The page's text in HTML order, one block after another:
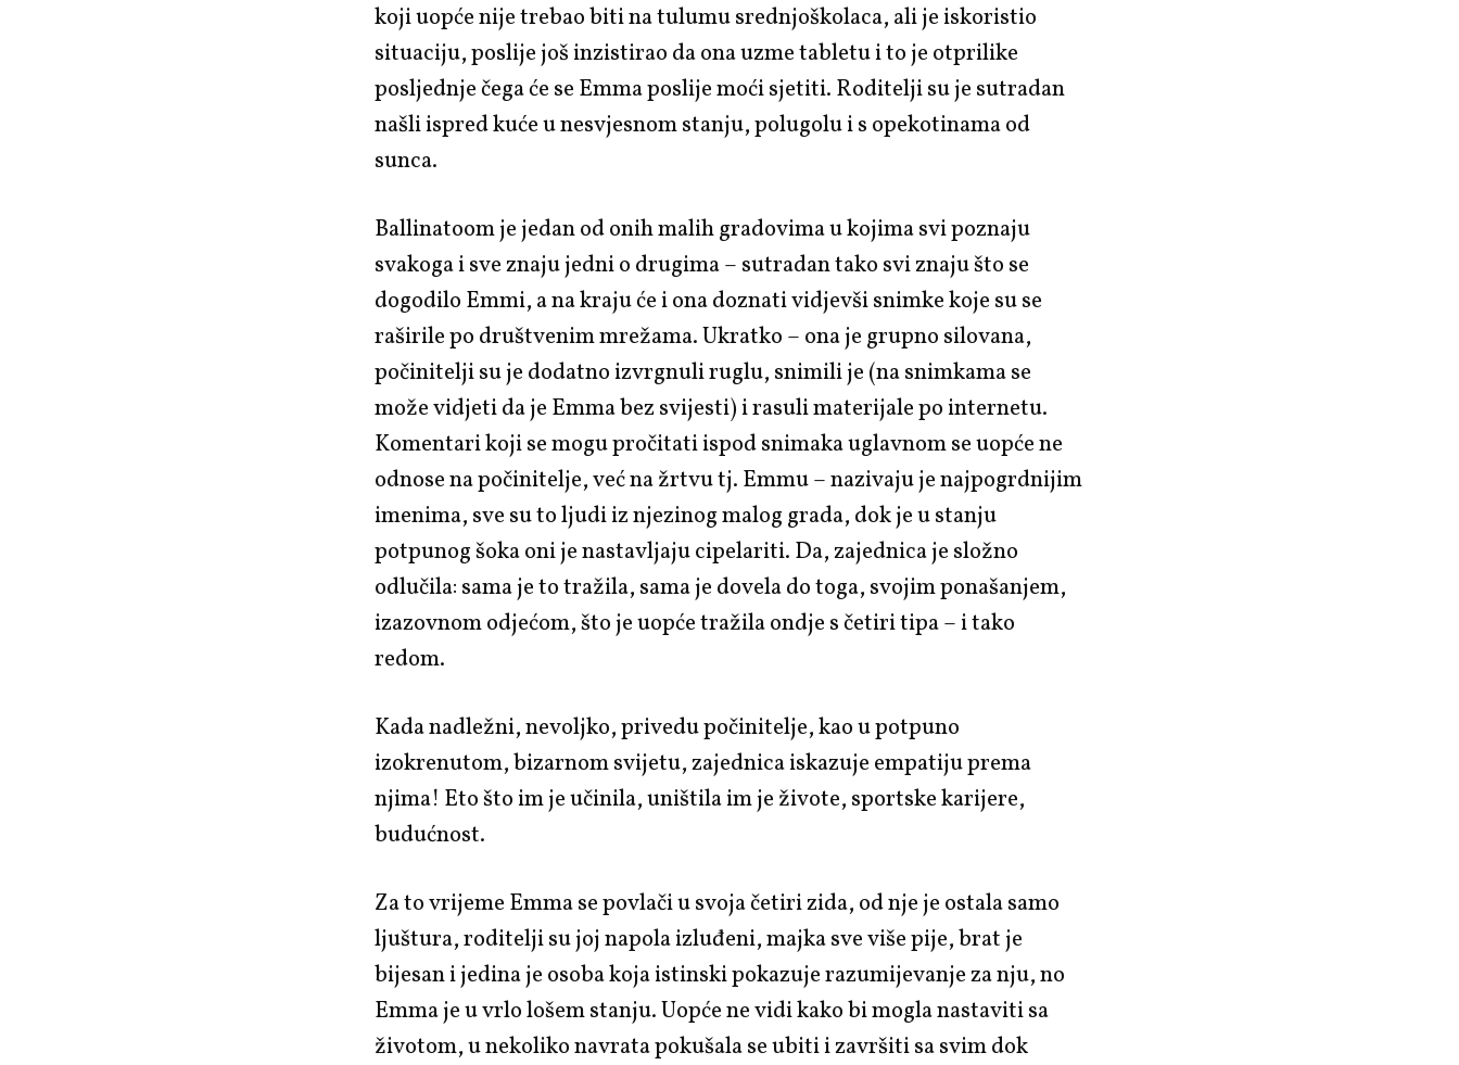
koji uopće nije trebao biti na tulumu srednjoškolaca, ali je iskoristio
situaciju, poslije još inzistirao da ona uzme tabletu i to je otprilike
posljednje čega će se Emma poslije moći sjetiti. Roditelji su je sutradan
našli ispred kuće u nesvjesnom stanju, polugolu i s opekotinama od
sunca.
Ballinatoom je jedan od onih malih gradovima u kojima svi poznaju
svakoga i sve znaju jedni o drugima – sutradan tako svi znaju što se
dogodilo Emmi, a na kraju će i ona doznati vidjevši snimke koje su se
raširile po društvenim mrežama. Ukratko – ona je grupno silovana,
počinitelji su je dodatno izvrgnuli ruglu, snimili je (na snimkama se
može vidjeti da je Emma bez svijesti) i rasuli materijale po internetu.
Komentari koji se mogu pročitati ispod snimaka uglavnom se uopće ne
odnose na počinitelje, već na žrtvu tj. Emmu – nazivaju je najpogrdnijim
imenima, sve su to ljudi iz njezinog malog grada, dok je u stanju
potpunog šoka oni je nastavljaju cipelariti. Da, zajednica je složno
odlučila: sama je to tražila, sama je dovela do toga, svojim ponašanjem,
izazovnom odjećom, što je uopće tražila ondje s četiri tipa – i tako
redom.
Kada nadležni, nevoljko, privedu počinitelje, kao u potpuno
izokrenutom, bizarnom svijetu, zajednica iskazuje empatiju prema
njima! Eto što im je učinila, uništila im je živote, sportske karijere,
budućnost.
Za to vrijeme Emma se povlači u svoja četiri zida, od nje je ostala samo
ljuštura, roditelji su joj napola izluđeni, majka sve više pije, brat je
bijesan i jedina je osoba koja istinski pokazuje razumijevanje za nju, no
Emma je u vrlo lošem stanju. Uopće ne vidi kako bi mogla nastaviti sa
životom, u nekoliko navrata pokušala se ubiti i završiti sa svim dok